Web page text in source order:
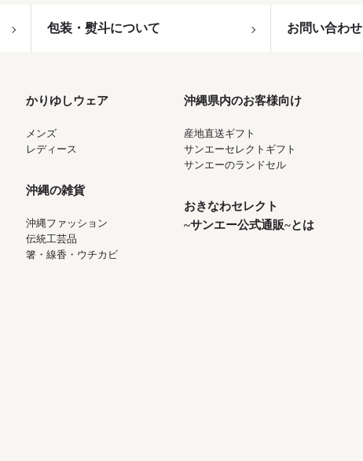
包装・熨斗について お問い合わせ
かりゆしウェア
メンズ
レディース
沖縄の雑貨
沖縄ファッション
伝統工芸品
箸・線香・ウチカビ
沖縄県内のお客様向け
産地直送ギフト
サンエーセレクトギフト
サンエーのランドセル
おきなわセレクト
~サンエー公式通販~とは